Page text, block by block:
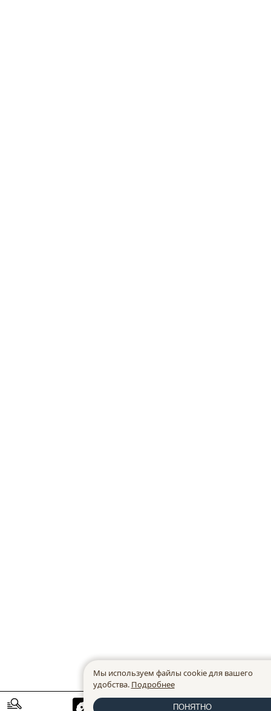
Мы используем файлы cookie для вашего
удобства. Подробнее
ПОНЯТНО